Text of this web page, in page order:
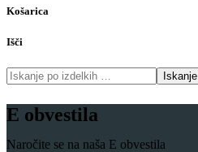
Košarica
Išči
Iskanje
E obvestila
Naročite se na naša E obvestila